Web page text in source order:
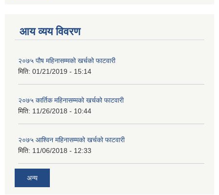
आय व्यय विवरण
२०७५ पौष महिनासम्मको खर्चको फाटवारी
मिति: 01/21/2019 - 15:14
२०७५ कार्तिक महिनासम्मको खर्चको फाटवारी
मिति: 11/26/2018 - 10:44
२०७५ आश्विन महिनासम्मको खर्चको फाटवारी
मिति: 11/06/2018 - 12:33
अन्य